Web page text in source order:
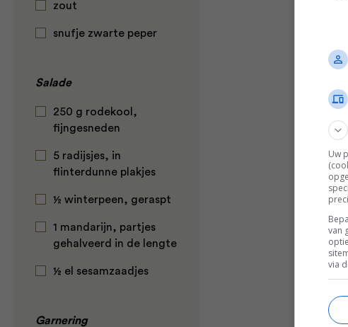
zout
snufje zwarte peper
Salade
250 g rodekool,
fijngesneden
5 radijsjes, in
flinterdunne plakjes
½ winterpeen, geraspt
1 mandarijn, partjes
gehalveerd in de lengte
½ el sesamzaadjes
Garnering
Uw
van
via